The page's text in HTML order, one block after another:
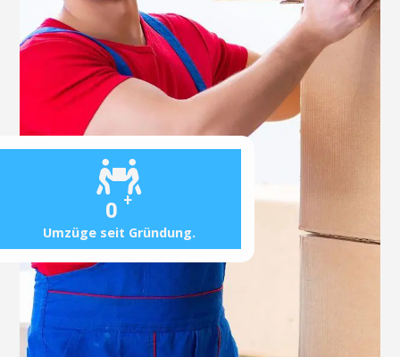
0 +
Umzüge seit Gründung.